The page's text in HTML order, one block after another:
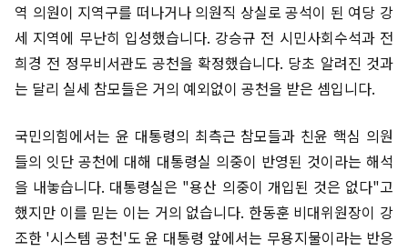
역 의원이 지역구를 떠나거나 의원직 상실로 공석이 된 여당 강
세 지역에 무난히 입성했습니다. 강승규 전 시민사회수석과 전
희경 전 정무비서관도 공천을 확정했습니다. 당초 알려진 것과
는 달리 실세 참모들은 거의 예외없이 공천을 받은 셈입니다.
국민의힘에서는 윤 대통령의 최측근 참모들과 친윤 핵심 의원
들의 잇단 공천에 대해 대통령실 의중이 반영된 것이라는 해석
을 내놓습니다. 대통령실은 "용산 의중이 개입된 것은 없다"고
했지만 이를 믿는 이는 거의 없습니다. 한동훈 비대위원장이 강
조한 '시스템 공천'도 윤 대통령 앞에서는 무용지물이라는 반응